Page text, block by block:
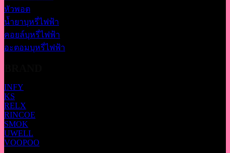
หัวพอต
น้ำยาบุหรี่ไฟฟ้า
คอยล์บุหรี่ไฟฟ้า
อะตอมบุหรี่ไฟฟ้า
INFY
KS
RELX
RINCOE
SMOK
UWELL
VOOPOO